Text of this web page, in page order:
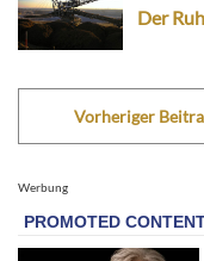
Der
Vorheriger
Werbung